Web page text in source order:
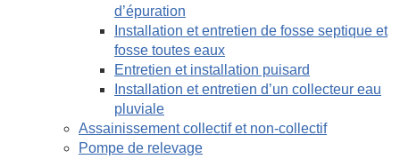
d’épuration
Installation et entretien de fosse septique et
fosse toutes eaux
Entretien et installation puisard
Installation et entretien d’un collecteur eau
pluviale
Assainissement collectif et non-collectif
Pompe de relevage